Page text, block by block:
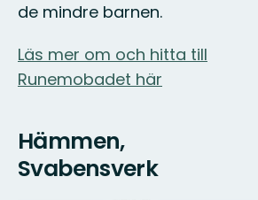
de mindre barnen.
Läs mer om och hitta till
Runemobadet här
Hämmen,
Svabensverk